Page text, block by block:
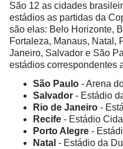
São 12 as cidades
estádios as partidas da
são elas: Belo Horizonte,
Fortaleza, Manaus, Natal,
Janeiro, Salvador e São
estádios correspondentes
São Paulo - Arena
Salvador - Estádio
Rio de Janeiro -
Recife - Estádio
Porto Alegre -
Natal - Estádio da